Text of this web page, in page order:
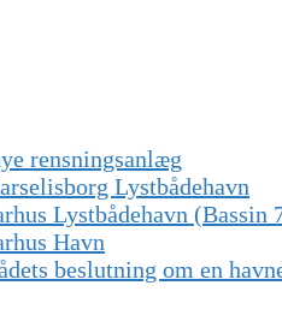
rensningsanlæg
Lystbådehavn
Lystbådehavn (Bassin
Havn
beslutning om en